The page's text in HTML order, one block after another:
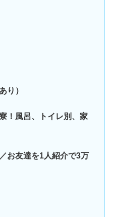
り）
！風呂、トイレ別、家
お友達を1人紹介で3万